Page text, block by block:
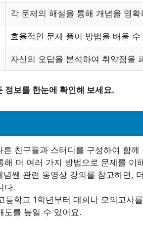
각 문제의 해설을 통해 개념을 명
효율적인 문제 풀이 방법을 배울 수
자신의 오답을 분석하여 취약점을
정보를 한눈에 확인해 보세요.
른 친구들과 스터디를 구성하여 함
해 더 여러 가지 방법으로 문제를 이
념쎈 관련 동영상 강의를 참고하면,
다.
등학교 1학년부터 대회나 모의고사
도를 높일 수 있어요.